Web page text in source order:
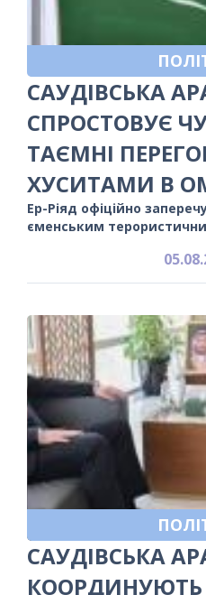
САУДІВСЬКА
СПРОСТОВУЄ
ТАЄМНІ
ХУСИТАМИ В
Ер-Ріяд офіційно
єменським
САУДІВСЬКА